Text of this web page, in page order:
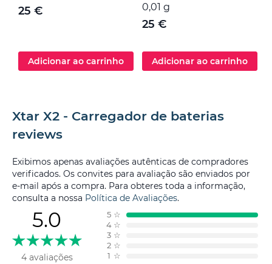
25 €
Adicionar ao carrinho
0,01 g
25 €
Adicionar ao carrinho
Xtar X2 - Carregador de baterias
reviews
Exibimos apenas avaliações autênticas de compradores
verificados. Os convites para avaliação são enviados por
e-mail após a compra. Para obteres toda a informação,
consulta a nossa Política de Avaliações.
5.0
4 avaliações
5 ☆
4 ☆
3 ☆
2 ☆
1 ☆